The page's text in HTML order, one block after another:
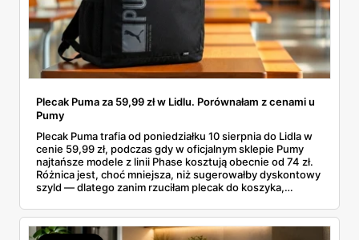
Plecak Puma za 59,99 zł w Lidlu. Porównałam z cenami u
Pumy
Plecak Puma trafia od poniedziałku 10 sierpnia do Lidla w
cenie 59,99 zł, podczas gdy w oficjalnym sklepie Pumy
najtańsze modele z linii Phase kosztują obecnie od 74 zł.
Różnica jest, choć mniejsza, niż sugerowałby dyskontowy
szyld — dlatego zanim rzuciłam plecak do koszyka,
rozpiska: co dokładnie sprzedaje Lidl, ile kosztują
odpowiedniki u producenta i komu ten zakup naprawdę